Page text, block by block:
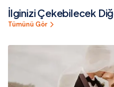
İlginizi Çekebilecek
Tümünü Gör